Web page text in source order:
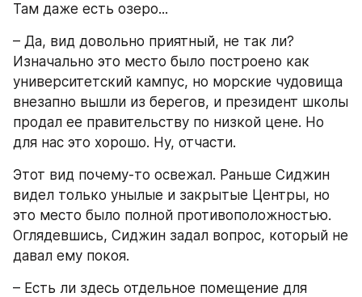
Там даже есть озеро...
– Да, вид довольно приятный, не так ли?
Изначально это место было построено как
университетский кампус, но морские чудовища
внезапно вышли из берегов, и президент школы
продал ее правительству по низкой цене. Но
для нас это хорошо. Ну, отчасти.
Этот вид почему-то освежал. Раньше Сиджин
видел только унылые и закрытые Центры, но
это место было полной противоположностью.
Оглядевшись, Сиджин задал вопрос, который не
давал ему покоя.
– Есть ли здесь отдельное помещение для